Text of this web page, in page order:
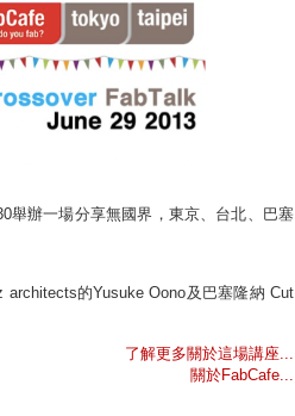
舉辦一場分享無國界，東京、台北、巴塞
的Yusuke Oono及巴塞隆納 Cut
了解更多關於這場講座...
關於FabCafe...